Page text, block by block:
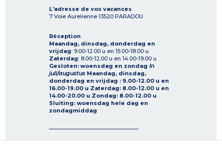
L'adresse de vos vacances
7 Voie Aurelienne 13520 PARADOU
Réception
Maandag, dinsdag, donderdag en
vrijdag: 9.00-12.00 u en 15.00-18.00 u
Zaterdag: 8.00-12.00 u en 14.00-19.00 u
Gesloten: woensdag en zondag In
juli/augustus Maandag, dinsdag,
donderdag en vrijdag : 9.00-12.00 u en
16.00-19.00 u Zaterdag: 8.00-12.00 u en
14.00-20.00 u Zondag: 8.00-12.00 u
Sluiting: woensdag hele dag en
zondagmiddag